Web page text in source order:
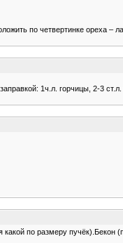
по четвертинке ореха –
1ч.л. горчицы, 2-3
по размеру пучёк).Бекон